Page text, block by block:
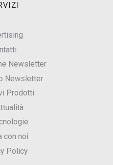
Newsletter
Newsletter
Prodotti
con noi
Policy